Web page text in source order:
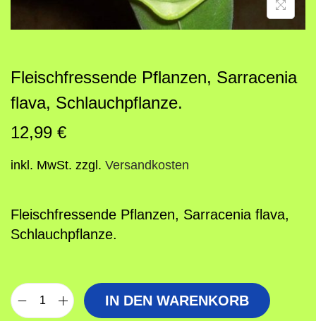
o
n
Fleischfressende Pflanzen, Sarracenia
flava, Schlauchpflanze.
12,99 €
inkl. MwSt. zzgl. Versandkosten
Fleischfressende Pflanzen, Sarracenia flava,
Schlauchpflanze.
IN DEN WARENKORB